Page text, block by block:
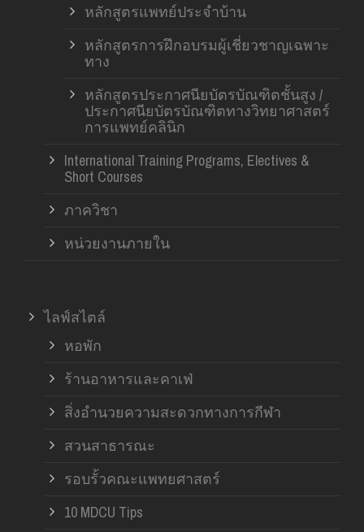
หลักสูตรแพทย์ประจำบ้าน
หลักสูตรการฝึกอบรมผู้เชี่ยวชาญเฉพาะ
ทาง
หลักสูตรประกาศนียบัตรบัณฑิตชั้นสูง /
ประกาศนียบัตรบัณฑิตทางวิทยาศาสตร์
การแพทย์คลินิก
International Training Programs, Electives &
Short Courses
ภาควิชา
หน่วยงานภายใน
ไลฟ์สไตล์
หอพัก
ร้านอาหารและคาเฟ่
สิ่งอำนวยความสะดวกทางการกีฬา
สวนสาธารณะ
รอบรั้วคณะแพทยศาสตร์
10 MDCU Tips